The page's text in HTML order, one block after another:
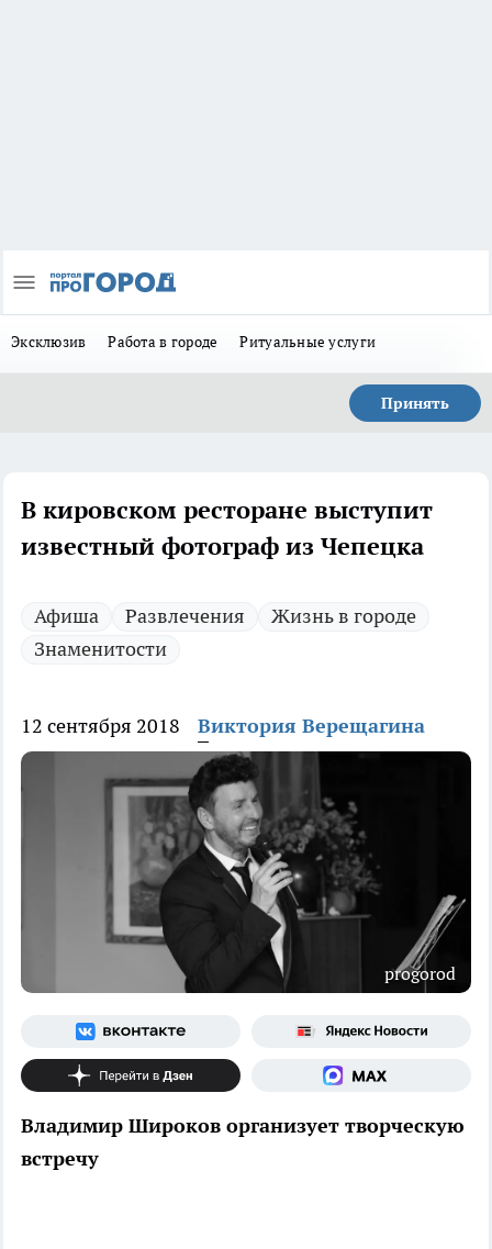
Эксклюзив Работа в городе Ритуальные услуги
Принять
В кировском ресторане выступит
известный фотограф из Чепецка
Афиша Развлечения
Жизнь в городе
Знаменитости
12 сентября 2018 Виктория Верещагина
progorod
Владимир Широков организует творческую
встречу